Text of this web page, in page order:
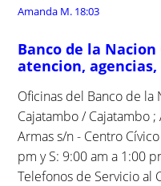
Amanda M. 18:03
Banco de la
atencion,
Oficinas del Banco de la
Cajatambo / Cajatambo
Armas s/n - Centro
pm y S: 9:00 am a 1:00
Telefonos de Servicio al